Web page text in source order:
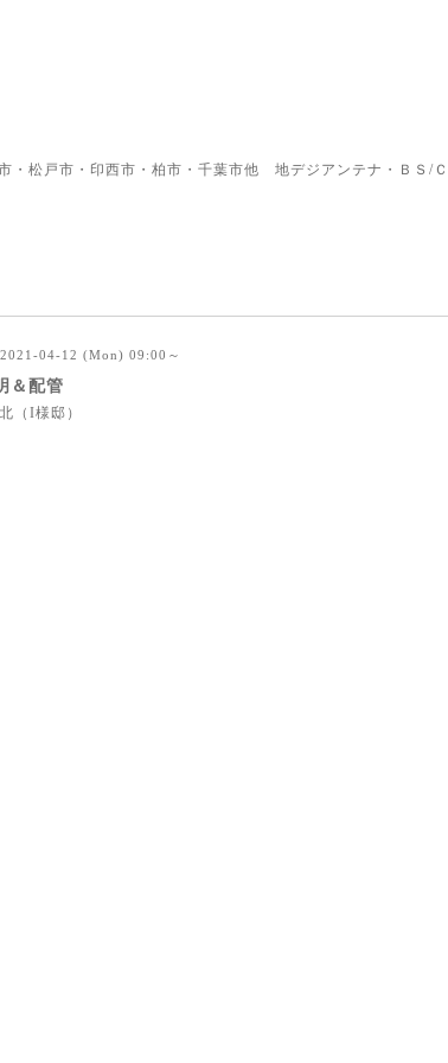
・松戸市・印西市・柏市・千葉市他 地デジアンテナ・ＢＳ/
2021-04-12 (Mon) 09:00～
＆配管
（I様邸）